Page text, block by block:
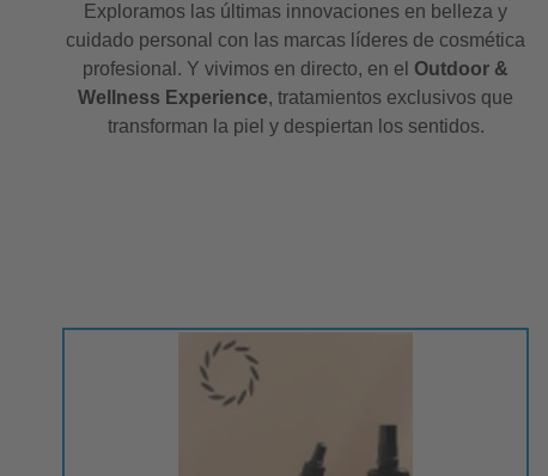
Exploramos las últimas innovaciones en belleza y
cuidado personal con las marcas líderes de cosmética
profesional. Y vivimos en directo, en el Outdoor &
Wellness Experience, tratamientos exclusivos que
transforman la piel y despiertan los sentidos.